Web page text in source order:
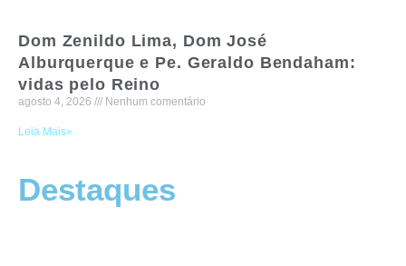
Dom Zenildo Lima, Dom José
Alburquerque e Pe. Geraldo Bendaham:
vidas pelo Reino
agosto 4, 2026 Nenhum comentário
Leia Mais»
Destaques